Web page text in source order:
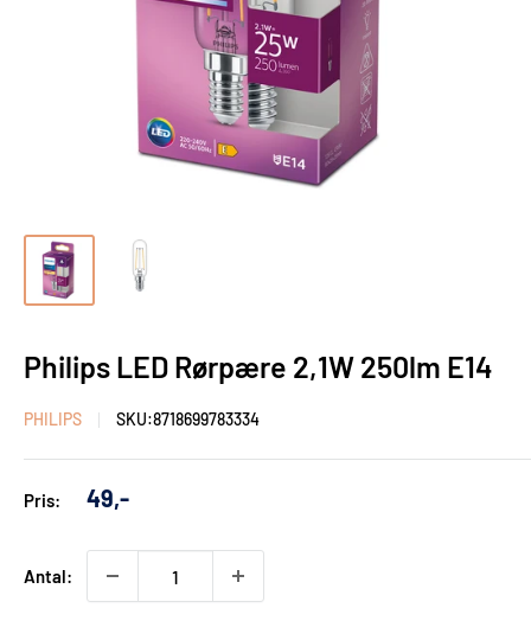
Philips LED Rørpære 2,1W 250lm E14
PHILIPS SKU:8718699783334
Pris:
Udsalgs
49,-
Antal: